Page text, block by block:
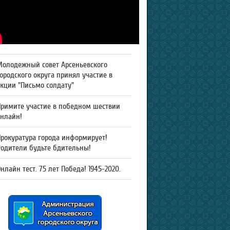
совет Арсеньевского
округа принял участие в
"Письмо солдату"
участие в победном шествии
города информирует!
будьте бдительны!
тест. 75 лет Победа! 1945-2020.